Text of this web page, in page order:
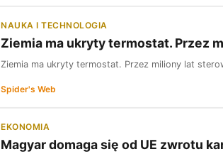
NAUKA I TECHNOLOGIA
Ziemia ma ukryty termostat. Przez
Ziemia ma ukryty termostat. Przez miliony lat
Spider's Web
EKONOMIA
Magyar domaga się od UE zwrotu